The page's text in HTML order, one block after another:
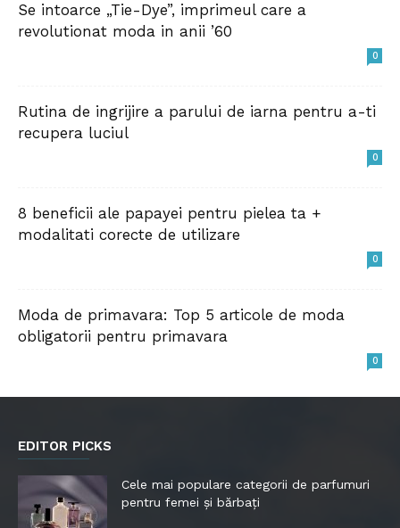
Se intoarce „Tie-Dye”, imprimeul care a
revolutionat moda in anii ’60
0
Rutina de ingrijire a parului de iarna pentru a-ti
recupera luciul
0
8 beneficii ale papayei pentru pielea ta +
modalitati corecte de utilizare
0
Moda de primavara: Top 5 articole de moda
obligatorii pentru primavara
0
EDITOR PICKS
Cele mai populare categorii de parfumuri
pentru femei și bărbați